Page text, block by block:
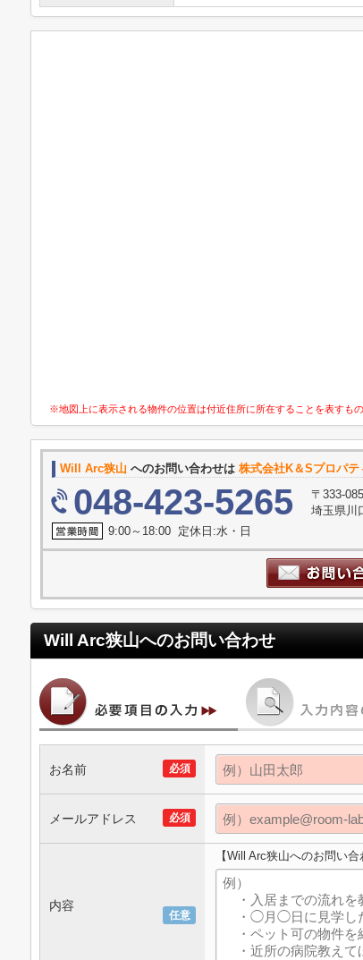
※地図上に表示される物件の位置は付近住所に所在することを表すも
Will Arc狭山 へのお問い合わせは 株式会社K＆Sプロパ
048-423-5265
〒333-
埼玉県川
9:00～18:00 定休日:水・日
Will Arc狭山へのお問い合わせ
必須
お名前
必須
メールアドレス
任意
内容
【Will Arc狭山へのお問い合